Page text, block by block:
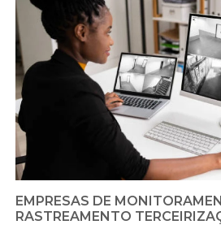
EMPRESAS DE
RASTREAMENTO